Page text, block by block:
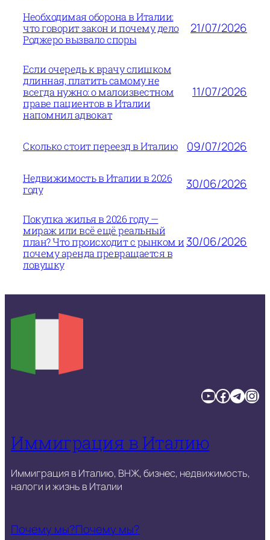
Необходимая оборона в Италии:
что говорит закон и почему дело
Роджеро вызвало споры
21/07/2026
Если очередь к врачу слишком
длинная, платить самому не
всегда нужно: о малоизвестном
праве пациентов в Италии
напомнил адвокат
11/07/2026
Сколько стоит переезд в Италию 09/07/2026
Недвижимость в Италии в 2026
году
30/06/2026
Покупка жилья в 2026 году —
мираж или всё ещё реальный
план? Что происходит с рынком и
почему аренда превращается в
ловушку
30/06/2026
YouTube Facebook TelegramInstagram
Иммиграция в Италию
Иммиграция в Италию, ВНЖ, бизнес, недвижимость,
налоги и жизнь в Италии
Почему мы?Почему мы?